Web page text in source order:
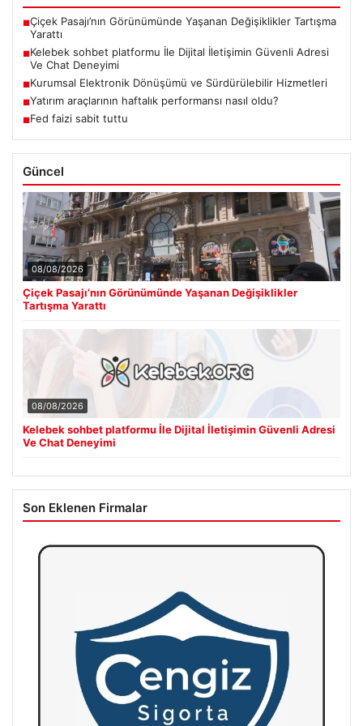
■Çiçek Pasajı’nın Görünümünde Yaşanan Değişiklikler Tartışma
Yarattı
■Kelebek sohbet platformu İle Dijital İletişimin Güvenli Adresi
Ve Chat Deneyimi
■Kurumsal Elektronik Dönüşümü ve Sürdürülebilir Hizmetleri
■Yatırım araçlarının haftalık performansı nasıl oldu?
■Fed faizi sabit tuttu
Güncel
08/08/2026
Çiçek Pasajı’nın Görünümünde Yaşanan Değişiklikler
Tartışma Yarattı
08/08/2026
Kelebek sohbet platformu İle Dijital İletişimin Güvenli Adresi
Ve Chat Deneyimi
Son Eklenen Firmalar